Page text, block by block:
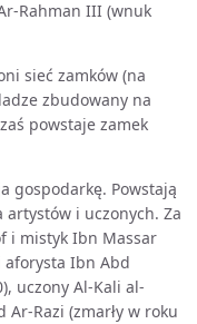
Rahman III (wnuk
sieć zamków (na
zbudowany na
powstaje zamek
gospodarkę. Powstają
i uczonych. Za
i mistyk Ibn Massar
aforysta Ibn Abd
uczony Al-Kali al-
Razi (zmarły w roku